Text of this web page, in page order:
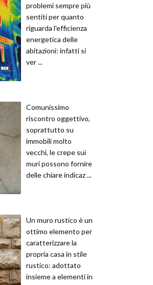
problemi sempre più
sentiti per quanto
riguarda l'efficienza
energetica delle
abitazioni: infatti si
ver ...
Comunissimo
riscontro oggettivo,
soprattutto su
immobili molto
vecchi, le crepe sui
muri possono fornire
delle chiare indicaz ...
Un muro rustico è un
ottimo elemento per
caratterizzare la
propria casa in stile
rustico: adottato
insieme a elementi in